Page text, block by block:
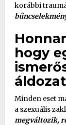
korábbi
hogy
Minden eset
a szexuális
megváltozik,